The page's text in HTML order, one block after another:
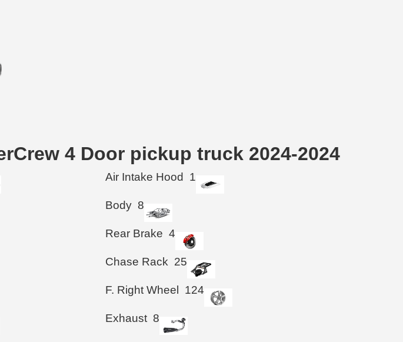
4 Door pickup truck 2024-2024
Air Intake Hood 1
Body 8
Rear Brake 4
Chase Rack 25
F. Right Wheel 124
Exhaust 8